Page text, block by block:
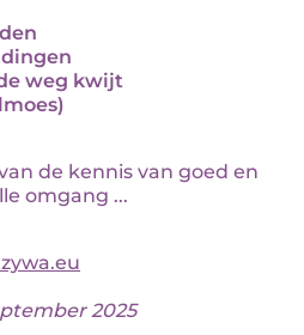
weg kwijt
de kennis van goed en
omgang ...
2025